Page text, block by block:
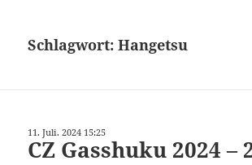
Schlagwort:Hangetsu
11. Juli. 2024 15:25
CZ Gasshuku 2024 –